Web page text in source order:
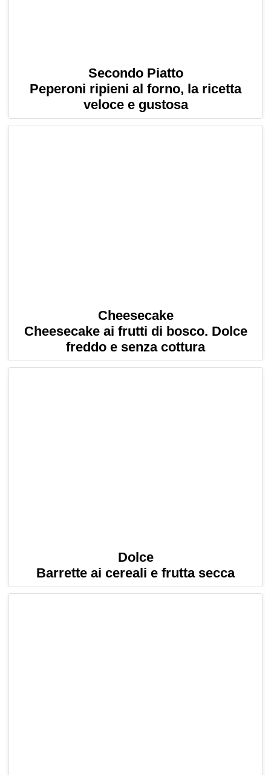
Secondo Piatto
Peperoni ripieni al forno, la ricetta
veloce e gustosa
Cheesecake
Cheesecake ai frutti di bosco. Dolce
freddo e senza cottura
Dolce
Barrette ai cereali e frutta secca